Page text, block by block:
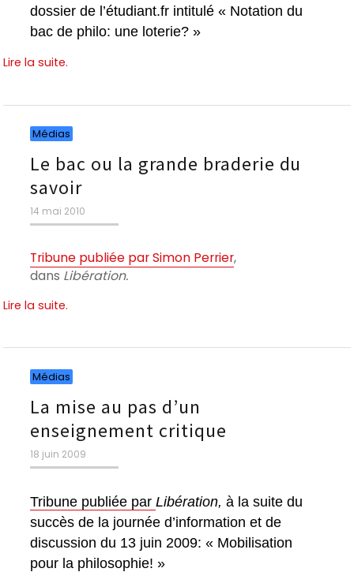
dossier de l’étudiant.fr intitulé « Notation du
bac de philo: une loterie? »
Lire la suite.
Médias
Le bac ou la grande braderie du
savoir
Publié
le
14 mai 2010
Tribune publiée par Simon Perrier,
dans Libération.
Lire la suite.
Médias
La mise au pas d’un
enseignement critique
Publié
le
18 juin 2009
Tribune publiée parLibération,à la suite du
succès de la journée d’information et de
discussion du 13 juin 2009: « Mobilisation
pour la philosophie! »